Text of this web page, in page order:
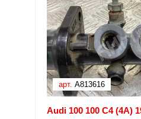
арт. A813616
Audi 100 100 C4 (4A)